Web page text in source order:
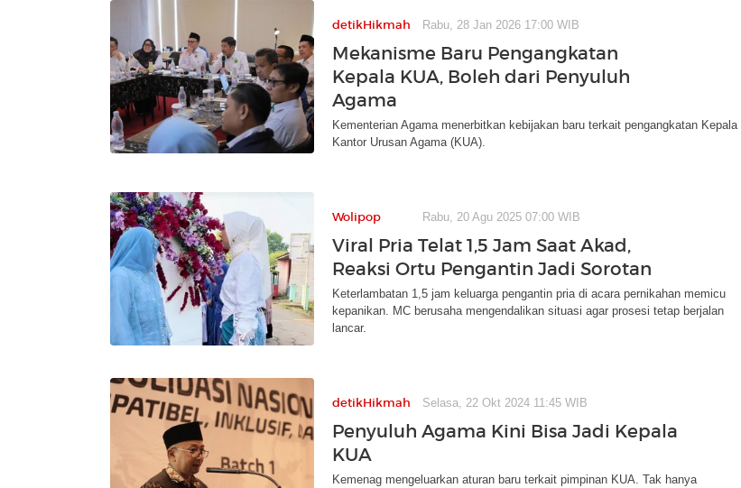
detikHikmah Rabu, 28 Jan 2026 17:00 WIB
Mekanisme Baru Pengangkatan
Kepala KUA, Boleh dari Penyuluh
Agama
Kementerian Agama menerbitkan kebijakan baru terkait pengangkatan Kepala
Kantor Urusan Agama (KUA).
Wolipop Rabu, 20 Agu 2025 07:00 WIB
Viral Pria Telat 1,5 Jam Saat Akad,
Reaksi Ortu Pengantin Jadi Sorotan
Keterlambatan 1,5 jam keluarga pengantin pria di acara pernikahan memicu
kepanikan. MC berusaha mengendalikan situasi agar prosesi tetap berjalan
lancar.
detikHikmah Selasa, 22 Okt 2024 11:45 WIB
Penyuluh Agama Kini Bisa Jadi Kepala
KUA
Kemenag mengeluarkan aturan baru terkait pimpinan KUA. Tak hanya